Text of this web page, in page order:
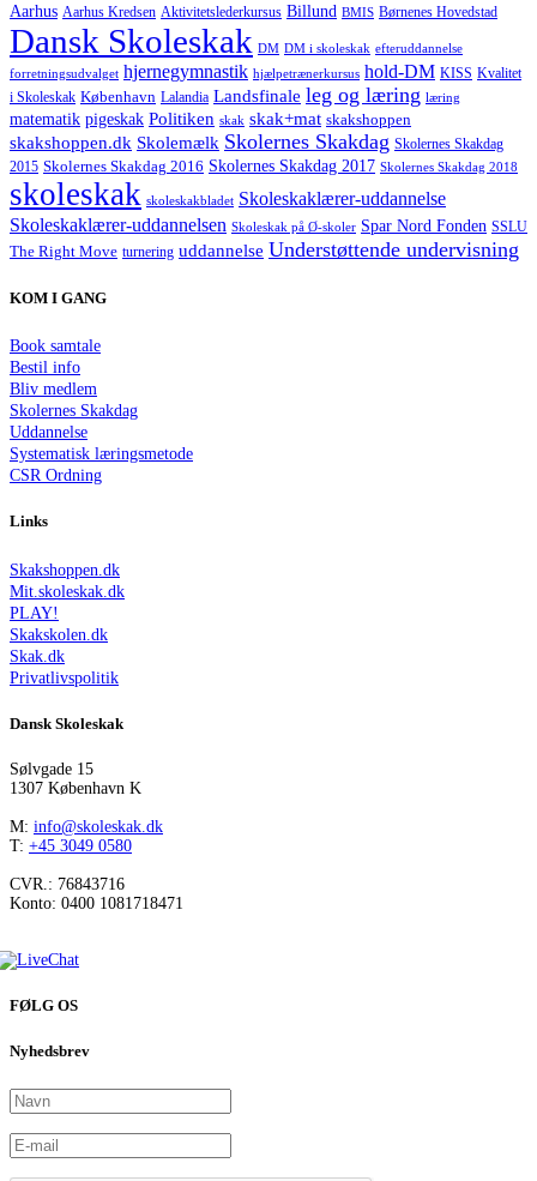
Aarhus Aarhus Kredsen Aktivitetslederkursus Billund BMIS Børnenes Hovedstad
Dansk Skoleskak DM DM i skoleskak efteruddannelse
forretningsudvalget hjernegymnastik hjælpetrænerkursus hold-DM KISS Kvalitet
i Skoleskak København Lalandia Landsfinale leg og læring læring
matematik pigeskak Politiken skak skak+mat skakshoppen
skakshoppen.dk Skolemælk Skolernes Skakdag Skolernes Skakdag
2015 Skolernes Skakdag 2016 Skolernes Skakdag 2017 Skolernes Skakdag 2018
skoleskak skoleskakbladet Skoleskaklærer-uddannelse
Skoleskaklærer-uddannelsen Skoleskak på Ø-skoler Spar Nord Fonden SSLU
The Right Move turnering uddannelse Understøttende undervisning
KOM I GANG
Book samtale
Bestil info
Bliv medlem
Skolernes Skakdag
Uddannelse
Systematisk læringsmetode
CSR Ordning
Links
Skakshoppen.dk
Mit.skoleskak.dk
PLAY!
Skakskolen.dk
Skak.dk
Privatlivspolitik
Dansk Skoleskak
Sølvgade 15
1307 København K
M: info@skoleskak.dk
T: +45 3049 0580
CVR.: 76843716
Konto: 0400 1081718471
FØLG OS
Nyhedsbrev